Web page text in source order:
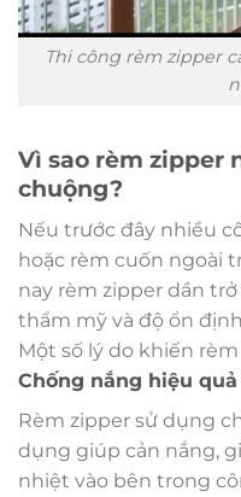
Thi công rèm zipper
Vì sao rèm zipper
chuộng?
Nếu trước đây nhiều
hoặc rèm cuốn ngoài
nay rèm zipper dần
thẩm mỹ và độ ổn
Một số lý do khiến
Chống nắng hiệu quả
Rèm zipper sử dụng
dụng giúp cản nắng,
nhiệt vào bên trong